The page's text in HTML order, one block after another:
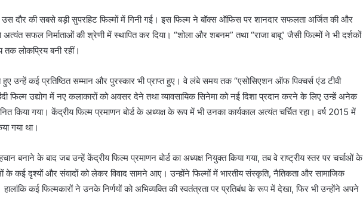
दौर की सबसे बड़ी सुपरहिट फिल्मों में गिनी गई। इस फिल्म ने बॉक्स ऑफिस पर शानदार सफलता अर्जित की और
सफल निर्माताओं की श्रेणी में स्थापित कर दिया। “शोला और शबनम” तथा “राजा बाबू” जैसी फिल्मों ने भी दर्शकों
लोकप्रिय बनी रहीं।
उन्हें कई प्रतिष्ठित सम्मान और पुरस्कार भी प्राप्त हुए। वे लंबे समय तक “एसोसिएशन ऑफ पिक्चर्स एंड टीवी
फिल्म उद्योग में नए कलाकारों को अवसर देने तथा व्यावसायिक सिनेमा को नई दिशा प्रदान करने के लिए उन्हें अनेक
किया गया। केंद्रीय फिल्म प्रमाणन बोर्ड के अध्यक्ष के रूप में भी उनका कार्यकाल अत्यंत चर्चित रहा। वर्ष 2015 में
गया था।
बनाने के बाद जब उन्हें केंद्रीय फिल्म प्रमाणन बोर्ड का अध्यक्ष नियुक्त किया गया, तब वे राष्ट्रीय स्तर पर चर्चाओं के
कई दृश्यों और संवादों को लेकर विवाद सामने आए। उन्होंने फिल्मों में भारतीय संस्कृति, नैतिकता और सामाजिक
हालांकि कई फिल्मकारों ने उनके निर्णयों को अभिव्यक्ति की स्वतंत्रता पर प्रतिबंध के रूप में देखा, फिर भी उन्होंने अपने